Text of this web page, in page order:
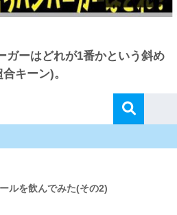
ガーはどれが1番かという斜め
キーン)。
ルを飲んでみた(その2)